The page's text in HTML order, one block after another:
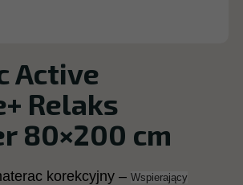
Active
Relaks
80×200 cm
korekcyjny – Wspierający